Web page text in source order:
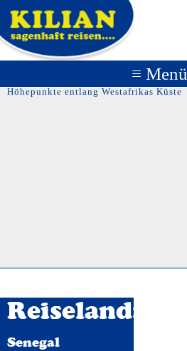
≡ Menü
Höhepunkte entlang Westafrikas Küste
Reiseland:
Senegal